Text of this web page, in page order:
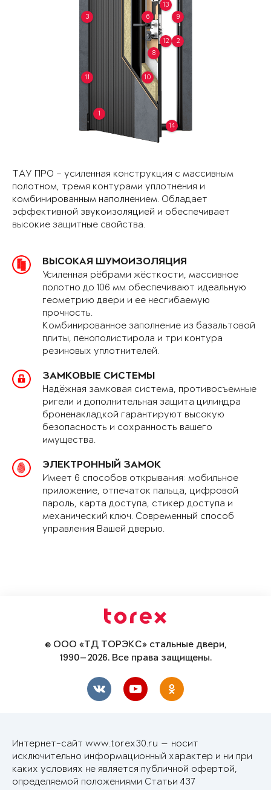
1
2
3 6
8
9
10
11
12
13
14
ТАУ ПРО – усиленная конструкция с массивным
полотном, тремя контурами уплотнения и
комбинированным наполнением. Обладает
эффективной звукоизоляцией и обеспечивает
высокие защитные свойства.
ВЫСОКАЯ ШУМОИЗОЛЯЦИЯ
Усиленная рёбрами жёсткости, массивное
полотно до 106 мм обеспечивают идеальную
геометрию двери и ее несгибаемую
прочность.
Комбинированное заполнение из базальтовой
плиты, пенополистирола и три контура
резиновых уплотнителей.
ЗАМКОВЫЕ СИСТЕМЫ
Надёжная замковая система, противосъемные
ригели и дополнительная защита цилиндра
броненакладкой гарантируют высокую
безопасность и сохранность вашего
имущества.
ЭЛЕКТРОННЫЙ ЗАМОК
Имеет 6 способов открывания: мобильное
приложение, отпечаток пальца, цифровой
пароль, карта доступа, стикер доступа и
механический ключ. Современный способ
управления Вашей дверью.
© ООО «ТД ТОРЭКС» стальные двери,
1990—2026. Все права защищены.
Интернет-сайт www.torex30.ru — носит
исключительно информационный характер и ни при
каких условиях не является публичной офертой,
определяемой положениями Статьи 437